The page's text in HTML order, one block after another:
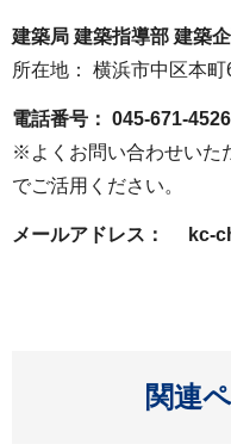
建築局 建築指導部 建築
所在地： 横浜市中区本
電話番号： 045-671-4526
※よくお問い合わせいた
でご活用ください。
メールアドレス： kc-
関連